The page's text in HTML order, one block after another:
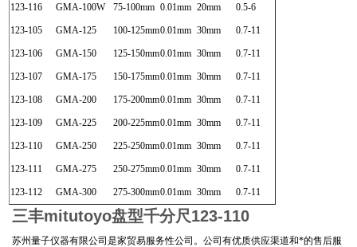
123-116 GMA-100W 75-100mm 0.01mm 20mm 0.5-6
123-105 GMA-125 100-125mm0.01mm 30mm 0.7-11
123-106 GMA-150 125-150mm0.01mm 30mm 0.7-11
123-107 GMA-175 150-175mm0.01mm 30mm 0.7-11
123-108 GMA-200 175-200mm0.01mm 30mm 0.7-11
123-109 GMA-225 200-225mm0.01mm 30mm 0.7-11
123-110 GMA-250 225-250mm0.01mm 30mm 0.7-11
123-111 GMA-275 250-275mm0.01mm 30mm 0.7-11
123-112 GMA-300 275-300mm0.01mm 30mm 0.7-11
三丰mitutoyo盘型千分尺123-110
苏州量子仪器有限公司是家贸易服务性公司。公司有优质供应渠道和*的售后服